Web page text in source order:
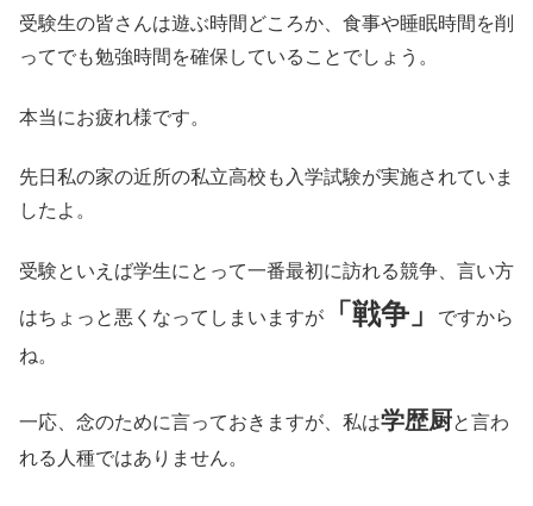
受験生の皆さんは遊ぶ時間どころか、食事や睡眠時間を削
ってでも勉強時間を確保していることでしょう。
本当にお疲れ様です。
先日私の家の近所の私立高校も入学試験が実施されていま
したよ。
受験といえば学生にとって一番最初に訪れる競争、言い方
はちょっと悪くなってしまいますが 「戦争」
ですから
ね。
一応、念のために言っておきますが、私は学歴厨と言わ
れる人種ではありません。